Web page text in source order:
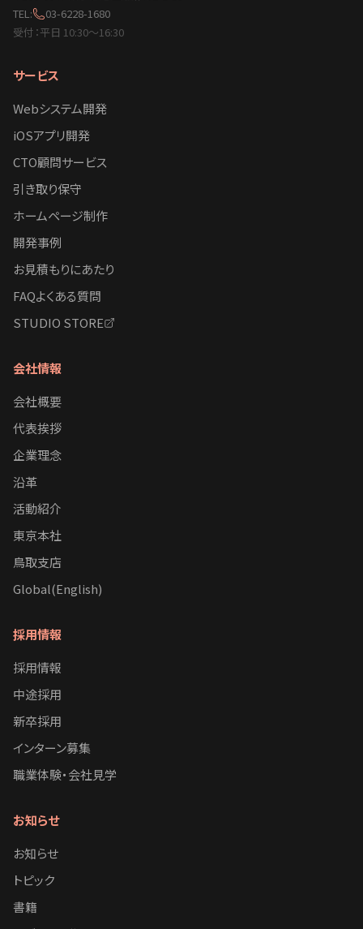
TEL:
03-6228-1680
受付：平日 10:30〜16:30
サービス
Webシステム開発
iOSアプリ開発
CTO顧問サービス
引き取り保守
ホームページ制作
開発事例
お見積もりにあたり
FAQよくある質問
STUDIO STORE
会社情報
会社概要
代表挨拶
企業理念
沿革
活動紹介
東京本社
鳥取支店
Global(English)
採用情報
採用情報
中途採用
新卒採用
インターン募集
職業体験・会社見学
お知らせ
お知らせ
トピック
書籍